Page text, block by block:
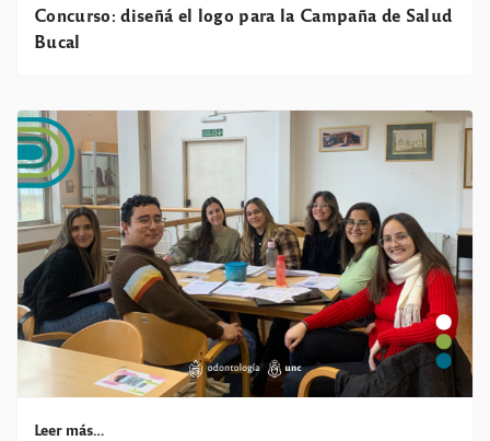
Concurso: diseñá el logo para la Campaña de Salud
Bucal
Leer más…